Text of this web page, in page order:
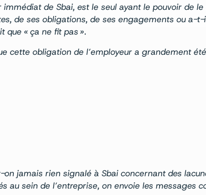
de Sbai, est le seul ayant le pouvoir de
de ses obligations, de ses engagements ou a-
que « ça ne fit pas ».
cette obligation de l’employeur a grandement
jamais rien signalé à Sbai concernant des
au sein de l’entreprise, on envoie les messages